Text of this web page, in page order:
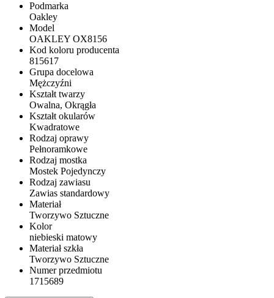
Podmarka
Oakley
Model
OAKLEY OX8156
Kod koloru producenta
815617
Grupa docelowa
Mężczyźni
Kształt twarzy
Owalna, Okrągła
Kształt okularów
Kwadratowe
Rodzaj oprawy
Pełnoramkowe
Rodzaj mostka
Mostek Pojedynczy
Rodzaj zawiasu
Zawias standardowy
Materiał
Tworzywo Sztuczne
Kolor
niebieski matowy
Materiał szkła
Tworzywo Sztuczne
Numer przedmiotu
1715689